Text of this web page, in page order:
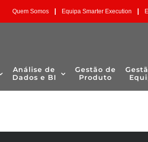
Quem Somos | Equipa Smarter Execution |
Análise de
Dados e BI
Gestão de
Produto